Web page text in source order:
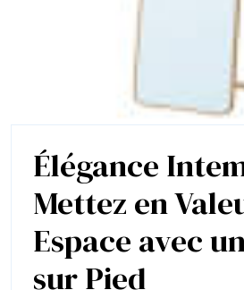
Élégance
Mettez en
Espace avec
sur Pied